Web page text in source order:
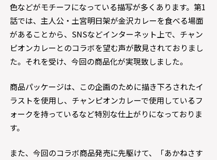
色などがモチーフになっている描写が多くあります。第1
話では、主人公・土宮明日架が金沢カレーを食べる場面
があることから、SNSなどインターネット上で、チャン
ピオンカレーとのコラボを望む声が散見されておりまし
た。それを受け、今回の商品化が実現致しました。
商品パッケージは、この企画のために描き下ろされたイ
ラストを使用し、チャンピオンカレーで使用しているフ
ォークを持っているなど特別な仕上がりになっておりま
す。
また、今回のコラボ商品発売に先駆けて、「あかねさす